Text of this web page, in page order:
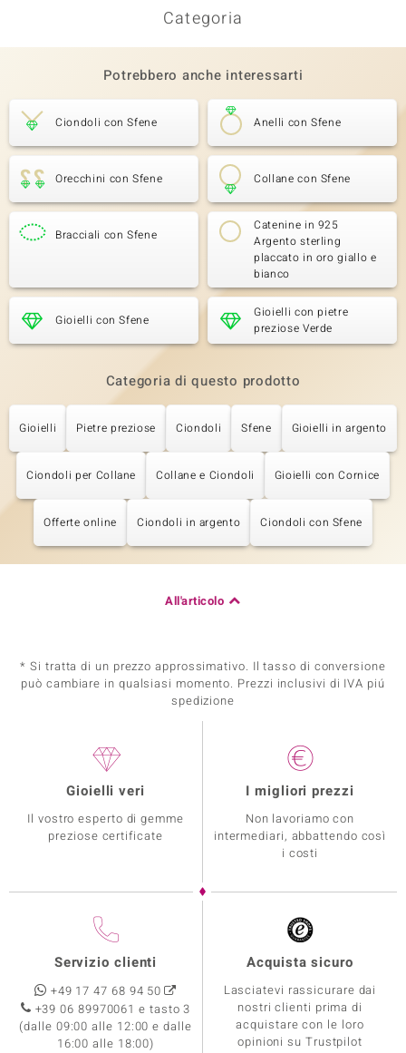
Categoria
Potrebbero anche interessarti
Ciondoli con Sfene Anelli con Sfene
Orecchini con Sfene Collane con Sfene
Bracciali con Sfene
Catenine in 925
Argento sterling
placcato in oro giallo e
bianco
Gioielli con Sfene
Gioielli con pietre
preziose Verde
Categoria di questo prodotto
Gioielli Pietre preziose Ciondoli Sfene Gioielli in argento
Ciondoli per Collane Collane e Ciondoli Gioielli con Cornice
Offerte online Ciondoli in argento Ciondoli con Sfene
All'articolo
* Si tratta di un prezzo approssimativo. Il tasso di conversione
può cambiare in qualsiasi momento. Prezzi inclusivi di IVA piú
spedizione
Gioielli veri
Il vostro esperto di gemme
preziose certificate
I migliori prezzi
Non lavoriamo con
intermediari, abbattendo così
i costi
Servizio clienti
+49 17 47 68 94 50
+39 06 89970061 e tasto 3
(dalle 09:00 alle 12:00 e dalle
16:00 alle 18:00)
Acquista sicuro
Lasciatevi rassicurare dai
nostri clienti prima di
acquistare con le loro
opinioni su Trustpilot